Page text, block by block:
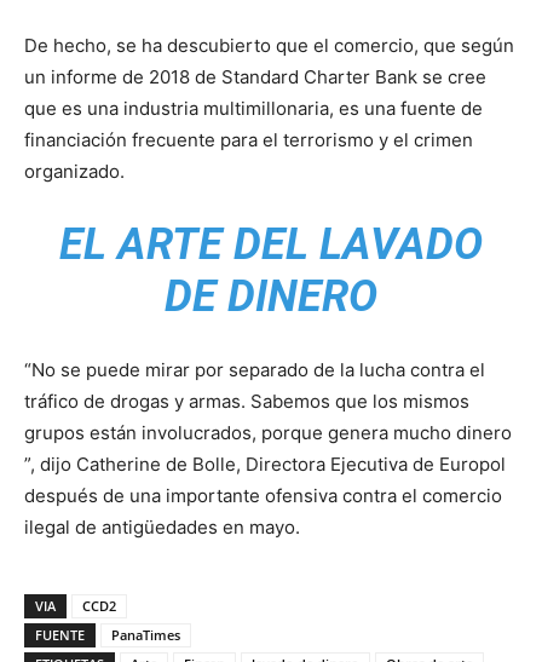
De hecho, se ha descubierto que el comercio, que según
un informe de 2018 de Standard Charter Bank se cree
que es una industria multimillonaria, es una fuente de
financiación frecuente para el terrorismo y el crimen
organizado.
EL ARTE DEL LAVADO
DE DINERO
“No se puede mirar por separado de la lucha contra el
tráfico de drogas y armas. Sabemos que los mismos
grupos están involucrados, porque genera mucho dinero
”, dijo Catherine de Bolle, Directora Ejecutiva de Europol
después de una importante ofensiva contra el comercio
ilegal de antigüedades en mayo.
VIA
CCD2
FUENTE
PanaTimes